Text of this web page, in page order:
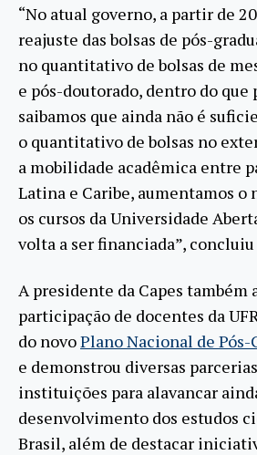
“No atual governo, a partir de
reajuste das bolsas de pós-
no quantitativo de bolsas de
e pós-doutorado, dentro do que
saibamos que ainda não é
o quantitativo de bolsas no
a mobilidade acadêmica entre
Latina e Caribe, aumentamos o
os cursos da Universidade
volta a ser financiada”,
A presidente da Capes também
participação de docentes da
do novoPlano Nacional de Pós-
e demonstrou diversas
instituições para alavancar
desenvolvimento dos estudos
Brasil, além de destacar